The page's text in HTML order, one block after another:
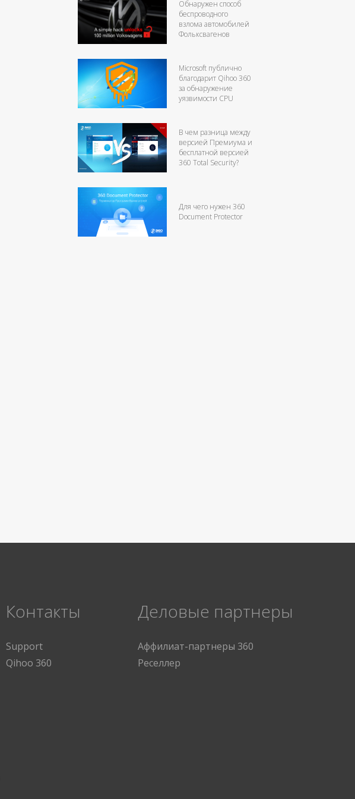
Обнаружен способ
беспроводного
взлома автомобилей
Фольксвагенов
Microsoft публично
благодарит Qihoo 360
за обнаружение
уязвимости CPU
В чем разница между
версией Премиума и
бесплатной версией
360 Total Security?
Для чего нужен 360
Document Protector
Контакты
Support
Qihoo 360
Деловые партнеры
Аффилиат-партнеры 360
Реселлер